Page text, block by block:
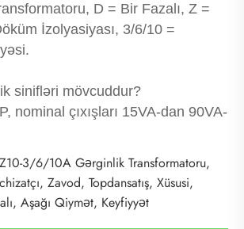
D = Bir Fazalı, Z =
İzolyasiyası, 3/6/10 =
sinifləri mövcuddur?
nominal çıxışları 15VA-dan 90VA-
3/6/10A Gərginlik Transformatoru,
Zavod, Topdansatış, Xüsusi,
Aşağı Qiymət, Keyfiyyət